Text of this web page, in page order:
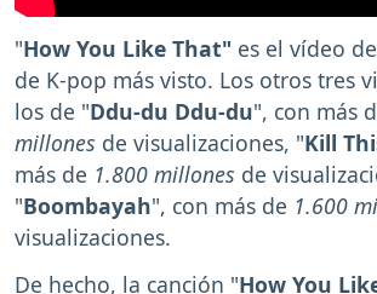
"How You Like That" es el vídeo
de K-pop más visto. Los otros tres
los de "Ddu-du Ddu-du", con más
millones de visualizaciones, "Kill
más de 1.800 millones de
"Boombayah", con más de 1.600
visualizaciones.
De hecho, la canción "How You